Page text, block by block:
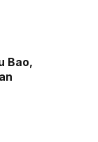
Bao,